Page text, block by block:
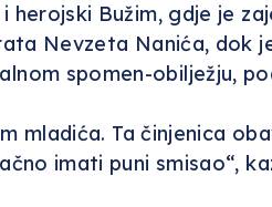
Bužim, gdje je
Nevzeta Nanića, dok
spomen-obilježju,
mladića. Ta činjenica
imati puni smisao“,